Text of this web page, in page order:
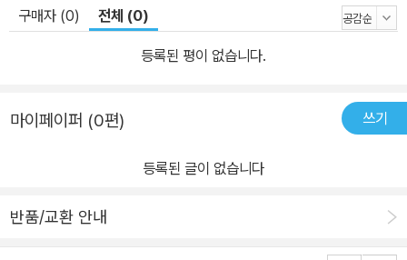
구매자 (0) 전체 (0)
등록된 평이 없습니다.
마이페이퍼 (0편) 쓰기
등록된 글이 없습니다
반품/교환 안내